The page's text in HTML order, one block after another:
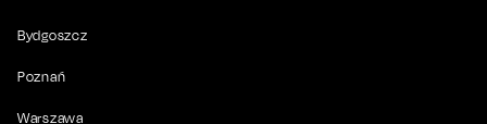
Bydgoszcz
Poznań
Warszawa